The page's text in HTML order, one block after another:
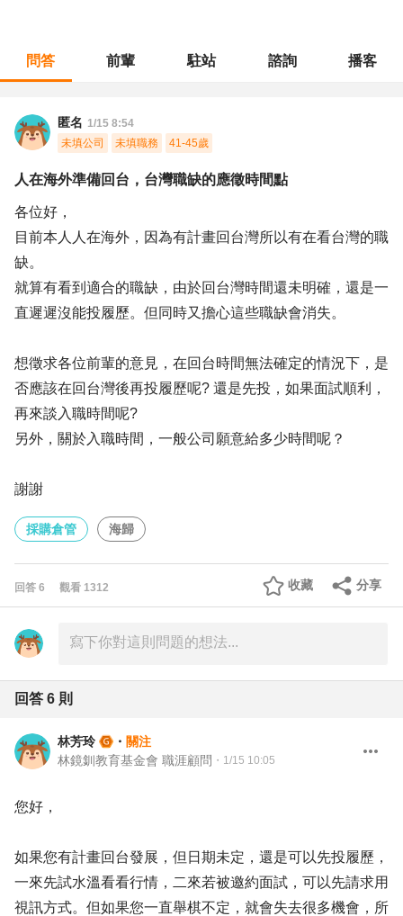
問答 前輩 駐站 諮詢 播客
匿名 1/15 8:54
未填公司
未填職務 41-45歲
人在海外準備回台，台灣職缺的應徵時間點
各位好，
目前本人人在海外，因為有計畫回台灣所以有在看台灣的職
缺。
就算有看到適合的職缺，由於回台灣時間還未明確，還是一
直遲遲沒能投履歷。但同時又擔心這些職缺會消失。
想徵求各位前輩的意見，在回台時間無法確定的情況下，是
否應該在回台灣後再投履歷呢? 還是先投，如果面試順利，
再來談入職時間呢?
另外，關於入職時間，一般公司願意給多少時間呢？
謝謝
採購倉管 海歸
回答 6 觀看 1312 分享
收藏
回答 6 則
林芳玲 ・ 關注
林鏡釧教育基金會 職涯顧問 ・ 1/15 10:05
您好，
如果您有計畫回台發展，但日期未定，還是可以先投履歷，
一來先試水溫看看行情，二來若被邀約面試，可以先請求用
視訊方式。但如果您一直舉棋不定，就會失去很多機會，所